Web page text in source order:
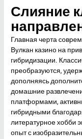
Слияние
Главная черта
Вулкан казино на
гибридизации.
преобразуются,
дополняясь
домашние
платформами,
гибридными
литературное хобби
опыт с